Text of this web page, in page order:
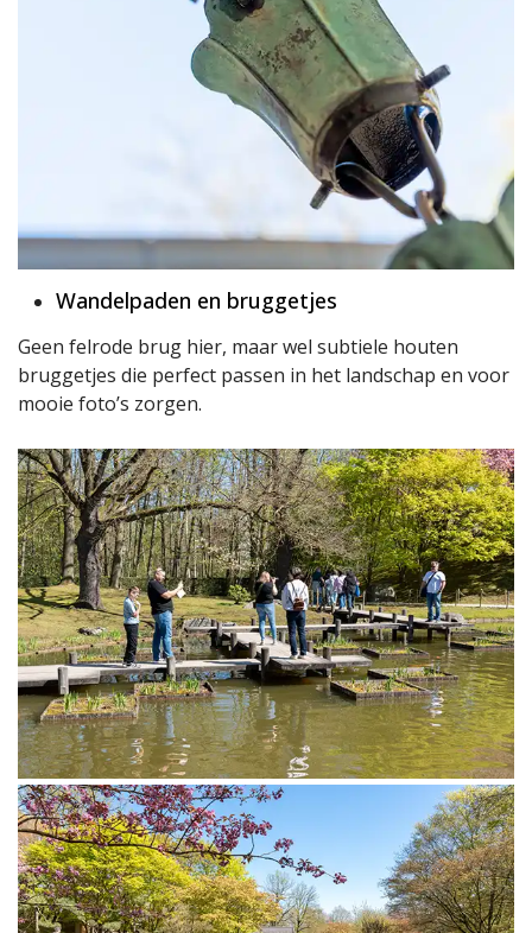
Wandelpaden en bruggetjes
Geen felrode brug hier, maar wel subtiele houten
bruggetjes die perfect passen in het landschap en voor
mooie foto’s zorgen.